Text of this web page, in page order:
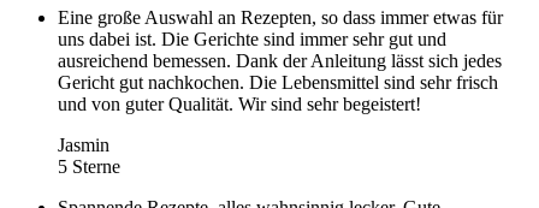
Eine große Auswahl an Rezepten, so dass immer etwas für
uns dabei ist. Die Gerichte sind immer sehr gut und
ausreichend bemessen. Dank der Anleitung lässt sich jedes
Gericht gut nachkochen. Die Lebensmittel sind sehr frisch
und von guter Qualität. Wir sind sehr begeistert!
Jasmin
5 Sterne